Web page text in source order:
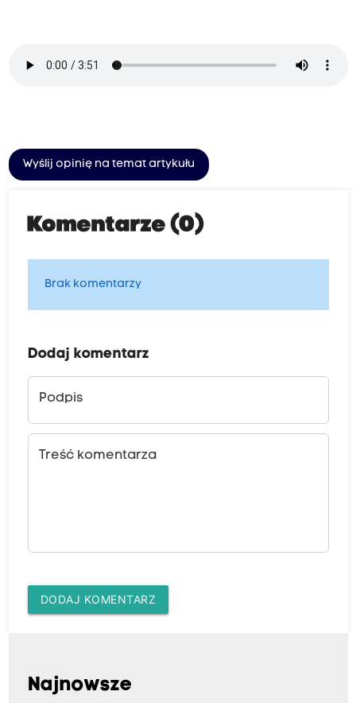
Wyślij opinię na temat artykułu
Komentarze (0)
Brak komentarzy
Dodaj komentarz
Podpis
Treść komentarza
DODAJ KOMENTARZ
Najnowsze